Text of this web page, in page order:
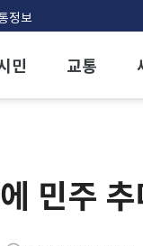
정보
민 교통
민주